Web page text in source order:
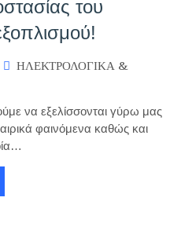
του
ΗΛΕΚΤΡΟΛΟΓΙΚΑ &
να εξελίσσονται γύρω μας
φαινόμενα καθώς και